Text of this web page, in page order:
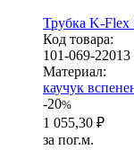
Трубка K-
Код товара:
101-069-22013
Ма­­те­­ри­­ал:
каучук
-20%
1 055,30 ₽
за пог.м.